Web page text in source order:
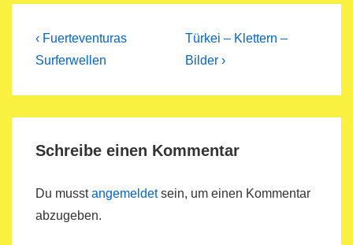
Beitragsnavigation
Previous
Post
‹ Fuerteventuras
Surferwellen
Next
Post
Türkei – Klettern –
Bilder ›
Schreibe einen Kommentar
Du musstangemeldetsein, um einen Kommentar
abzugeben.